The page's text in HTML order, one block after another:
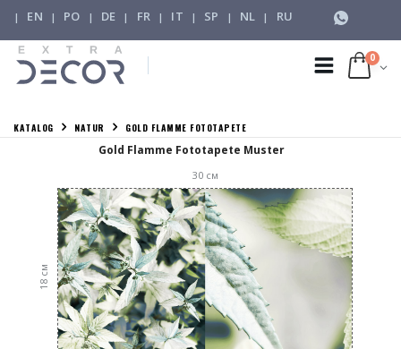
| EN | PO | DE | FR | IT | SP | NL | RU
0
KATALOG NATUR GOLD FLAMME FOTOTAPETE
Gold Flamme Fototapete Muster
30см
18
см